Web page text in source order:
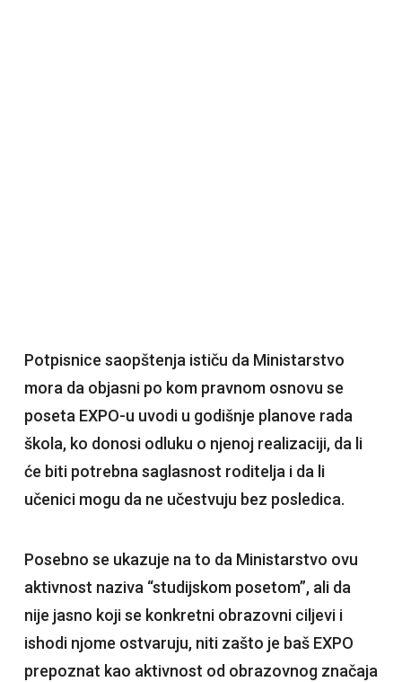
Potpisnice saopštenja ističu da Ministarstvo
mora da objasni po kom pravnom osnovu se
poseta EXPO-u uvodi u godišnje planove rada
škola, ko donosi odluku o njenoj realizaciji, da li
će biti potrebna saglasnost roditelja i da li
učenici mogu da ne učestvuju bez posledica.
Posebno se ukazuje na to da Ministarstvo ovu
aktivnost naziva “studijskom posetom”, ali da
nije jasno koji se konkretni obrazovni ciljevi i
ishodi njome ostvaruju, niti zašto je baš EXPO
prepoznat kao aktivnost od obrazovnog značaja